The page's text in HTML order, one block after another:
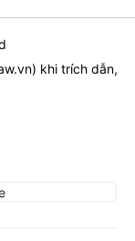
) khi trích dẫn,